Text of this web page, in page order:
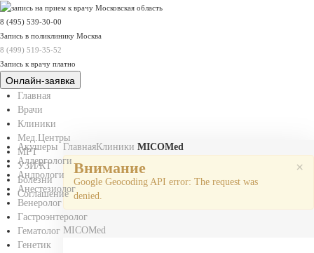
8 (495) 539-30-00
Запись в поликлинику Москва
8 (499) 519-35-52
Запись к врачу платно
Онлайн-заявка
Главная
Врачи
Клиники
Мед.Центры
МРТ
УЗИ/КТ
Болезни
Соглашение
ГлавнаяКлиники MICOMed
×
Внимание
Google Geocoding API error: The request was
denied.
MICOMed
Акушеры
Аллергологи
Андрологи
Анестезиолог
Венеролог
Гастроэнтеролог
Гематолог
Генетик